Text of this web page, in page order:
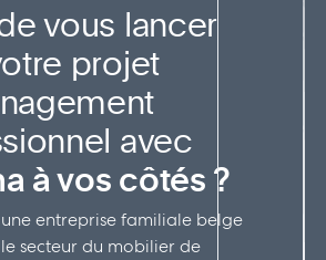
vous lancer
projet
avec
à vos côtés ?
entreprise familiale belge
secteur du mobilier de